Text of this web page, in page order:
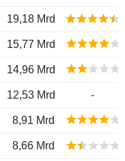
19,18 Mrd
15,77 Mrd
14,96 Mrd
12,53 Mrd -
8,91 Mrd
8,66 Mrd